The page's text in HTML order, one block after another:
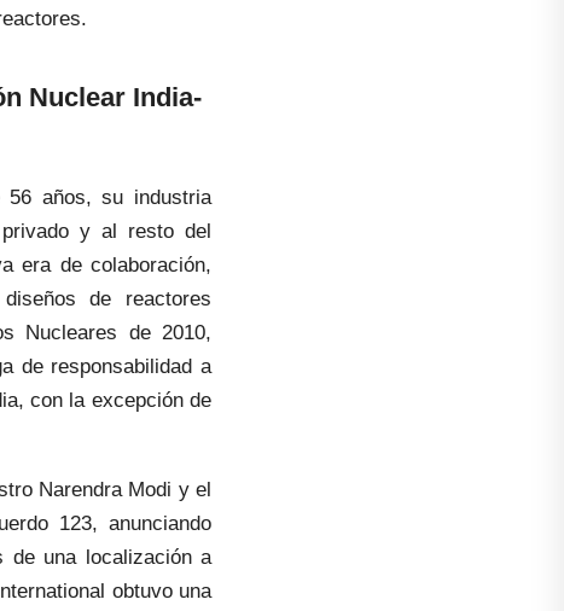
Nuclear India-
56 años, su industria
y al resto del
era de colaboración,
de reactores
Nucleares de 2010,
de responsabilidad a
con la excepción de
Narendra Modi y el
123, anunciando
de una localización a
obtuvo una